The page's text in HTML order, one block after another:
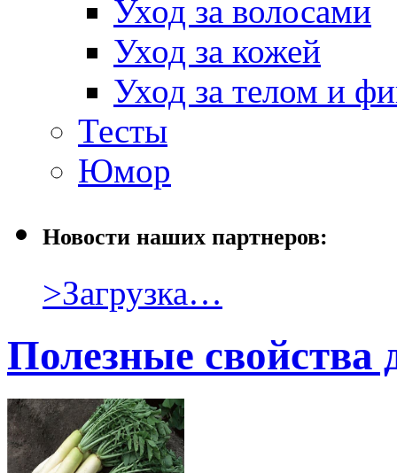
Уход за волосами
Уход за кожей
Уход за телом и
Тесты
Юмор
Новости наших партнеров:
>Загрузка…
Полезные свойства